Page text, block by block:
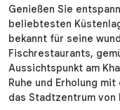
Genießen Sie
beliebtesten
bekannt für seine
Fischrestaurants,
Aussichtspunkt am
Ruhe und Erholung
das Stadtzentrum von